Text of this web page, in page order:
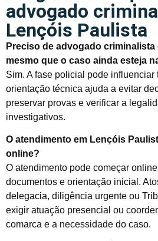
advogado
Lençóis Paulista
Preciso de advogado
mesmo que o caso ainda esteja
Sim. A fase policial pode influenciar
orientação técnica ajuda a evitar
preservar provas e verificar a
investigativos.
O atendimento em Lençóis
online?
O atendimento pode começar
documentos e orientação inicial.
delegacia, diligência urgente ou
exigir atuação presencial ou
comarca e a necessidade do caso.